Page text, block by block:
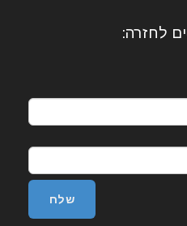
לחזרה: